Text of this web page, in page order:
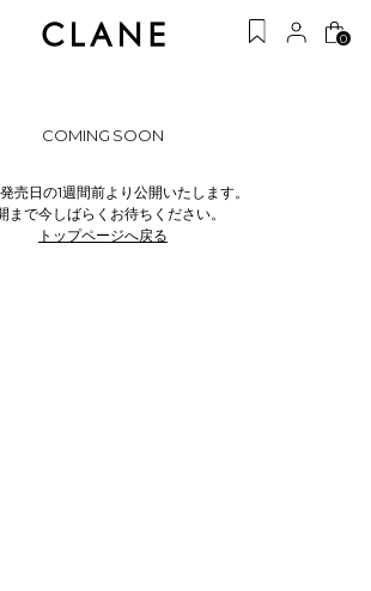
0
COMING SOON
売日の1週間前より公開いたします。
まで今しばらくお待ちください。
トップページへ戻る